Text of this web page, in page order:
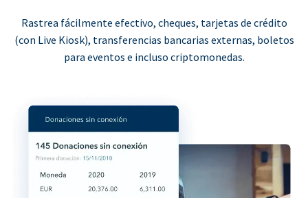
Rastrea fácilmente efectivo, cheques, tarjetas de crédito
(con Live Kiosk), transferencias bancarias externas, boletos
para eventos e incluso criptomonedas.